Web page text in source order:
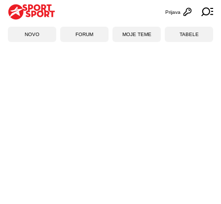
Otvori
Prijava
NOVO FORUM MOJE TEME TABELE